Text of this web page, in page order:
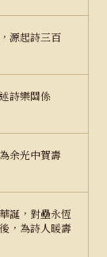
源起詩三百
詩樂關係
余光中賀壽
誕，對壘永恆
，為詩人暖壽